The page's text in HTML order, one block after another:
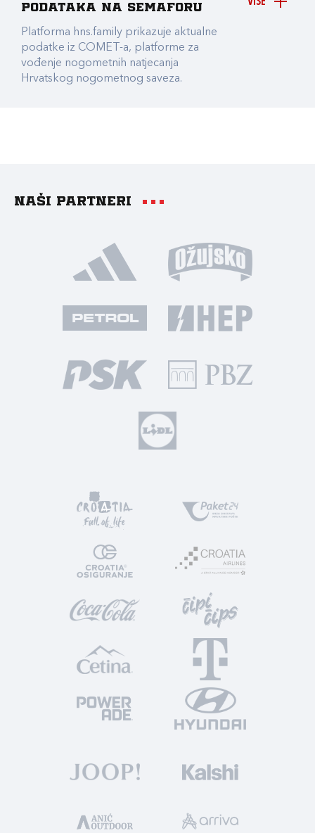
podataka na Semaforu
Platforma hns.family prikazuje aktualne
podatke iz COMET-a, platforme za
vođenje nogometnih natjecanja
Hrvatskog nogometnog saveza.
Naši partneri